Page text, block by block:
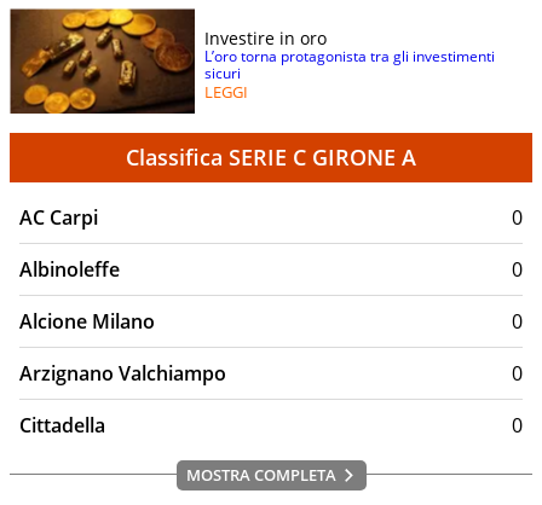
Investire in oro
L’oro torna protagonista tra gli investimenti
sicuri
LEGGI
Classifica SERIE C GIRONE A
AC Carpi
0
Albinoleffe
0
Alcione Milano
0
Arzignano Valchiampo
0
Cittadella
0
MOSTRA COMPLETA